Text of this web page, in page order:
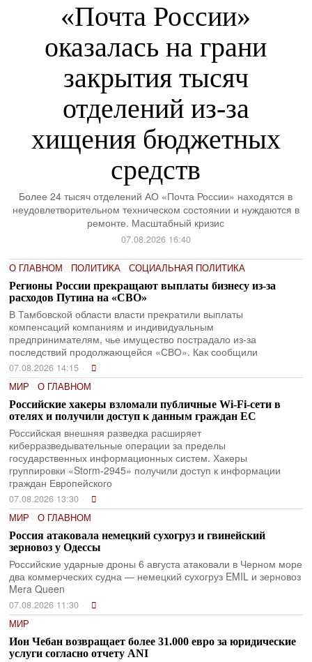
«Почта России»
оказалась на грани
закрытия тысяч
отделений из-за
хищения бюджетных
средств
Более 24 тысяч отделений АО «Почта России» находятся в
неудовлетворительном техническом состоянии и нуждаются в
ремонте. Масштабный кризис
07.08.2026 16:40
О ГЛАВНОМ · ПОЛИТИКА · СОЦИАЛЬНАЯ ПОЛИТИКА
Регионы России прекращают выплаты бизнесу из-за
расходов Путина на «СВО»
В Тамбовской области власти прекратили выплаты
компенсаций компаниям и индивидуальным
предпринимателям, чье имущество пострадало из-за
последствий продолжающейся «СВО». Как сообщили
07.08.2026 14:15
МИР · О ГЛАВНОМ
Российские хакеры взломали публичные Wi-Fi-сети в
отелях и получили доступ к данным граждан ЕС
Российская внешняя разведка расширяет
киберразведывательные операции за пределы
государственных информационных систем. Хакеры
группировки «Storm-2945» получили доступ к информации
граждан Европейского
07.08.2026 13:30
МИР · О ГЛАВНОМ
Россия атаковала немецкий сухогруз и гвинейский
зерновоз у Одессы
Российские ударные дроны 6 августа атаковали в Черном море
два коммерческих судна — немецкий сухогруз EMIL и зерновоз
Mera Queen
07.08.2026 11:30
МИР
Ион Чебан возвращает более 31.000 евро за юридические
услуги согласно отчету ANI